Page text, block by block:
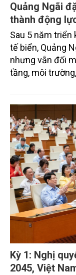
Quảng Ngãi
thành động
Sau 5 năm triển
tế biển, Quảng
nhưng vẫn đối
tầng, môi
đặt mục tiêu
vững, trở thành
trưởng của tỉnh
2045.
Kỳ 1: Nghị
2045, Việt